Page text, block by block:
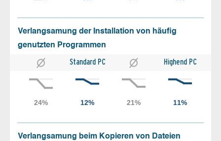
Verlangsamung der Installation von häufig
genutzten Programmen
Standard PC Highend PC
Verlangsamung beim Kopieren von Dateien